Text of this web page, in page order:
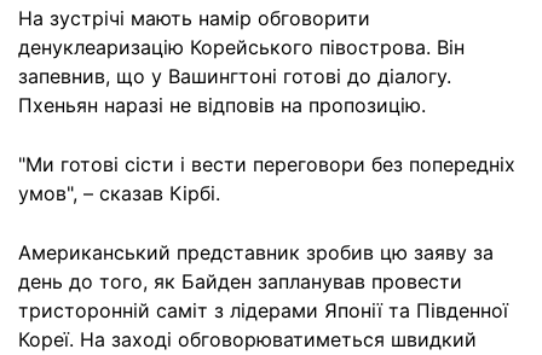
На зустрічі мають намір обговорити
денуклеаризацію Корейського півострова. Він
запевнив, що у Вашингтоні готові до діалогу.
Пхеньян наразі не відповів на пропозицію.
"Ми готові сісти і вести переговори без попередніх
умов", – сказав Кірбі.
Американський представник зробив цю заяву за
день до того, як Байден запланував провести
тристоронній саміт з лідерами Японії та Південної
Кореї. На заході обговорюватиметься швидкий